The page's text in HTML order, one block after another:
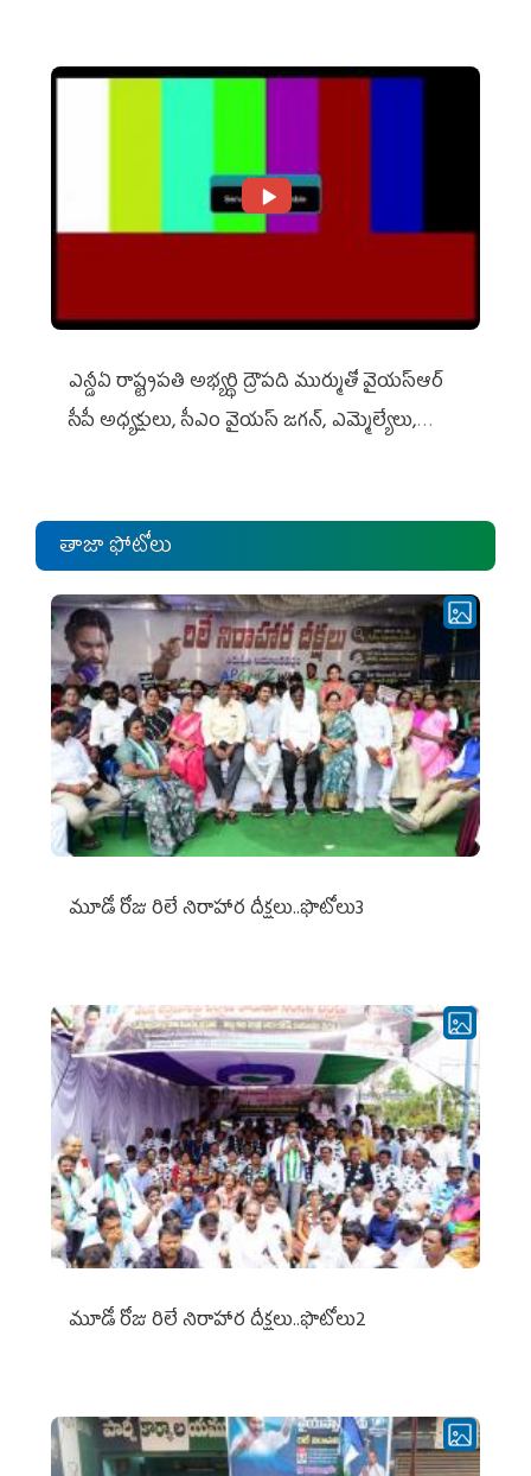
ఎన్డీఏ రాష్ట్ర‌ప‌తి అభ్య‌ర్థి ద్రౌప‌ది ముర్ముతో వైయ‌స్ఆర్
సీపీ అధ్య‌క్షులు, సీఎం వైయ‌స్ జ‌గ‌న్, ఎమ్మెల్యేలు,
తాజా ఫోటోలు
మూడో రోజు రిలే నిరాహార దీక్షలు..ఫొటోలు3
మూడో రోజు రిలే నిరాహార దీక్షలు..ఫొటోలు2